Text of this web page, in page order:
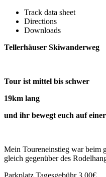
Track data sheet
Directions
Downloads
Tellerhäuser Skiwanderweg
Tour ist mittel bis schwer
19km lang
und ihr bewegt euch auf
Mein Toureneinstieg war beim
gleich gegenüber des
Parkplatz Tagesgebühr 3,00€